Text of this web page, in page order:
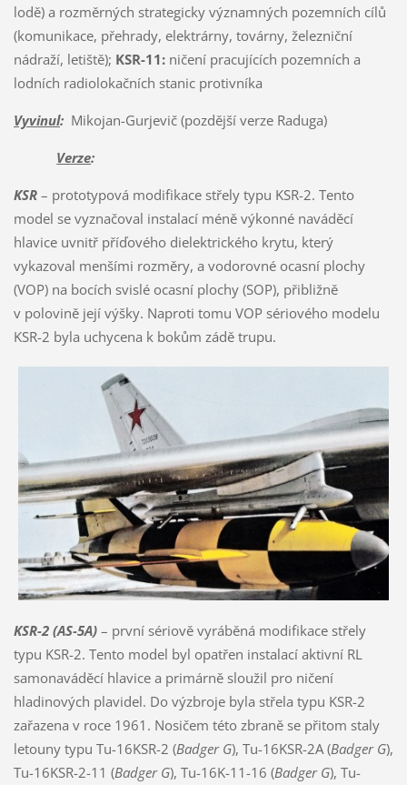
lodě) a rozměrných strategicky významných pozemních cílů
(komunikace, přehrady, elektrárny, továrny, železniční
nádraží, letiště); KSR-11:ničení pracujících pozemních a
lodních radiolokačních stanic protivníka
Vyvinul:Mikojan-Gurjevič (pozdější verze Raduga)
Verze:
KSR – prototypová modifikace střely typu KSR-2. Tento
model se vyznačoval instalací méně výkonné naváděcí
hlavice uvnitř příďového dielektrického krytu, který
vykazoval menšími rozměry, a vodorovné ocasní plochy
(VOP) na bocích svislé ocasní plochy (SOP), přibližně
v polovině její výšky. Naproti tomu VOP sériového modelu
KSR-2 byla uchycena k bokům zádě trupu.
KSR-2 (AS-5A)– první sériově vyráběná modifikace střely
typu KSR-2. Tento model byl opatřen instalací aktivní RL
samonaváděcí hlavice a primárně sloužil pro ničení
hladinových plavidel. Do výzbroje byla střela typu KSR-2
zařazena v roce 1961. Nosičem této zbraně se přitom staly
letouny typu Tu-16KSR-2 (Badger G), Tu-16KSR-2A (Badger G),
Tu-16KSR-2-11 (Badger G), Tu-16K-11-16 (Badger G), Tu-